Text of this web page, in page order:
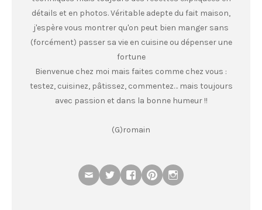
détails et en photos. Véritable adepte du fait maison,
j'espère vous montrer qu'on peut bien manger sans
(forcément) passer sa vie en cuisine ou dépenser une
fortune
Bienvenue chez moi mais faites comme chez vous :
testez, cuisinez, pâtissez, commentez… mais toujours
avec passion et dans la bonne humeur !!
(G)romain